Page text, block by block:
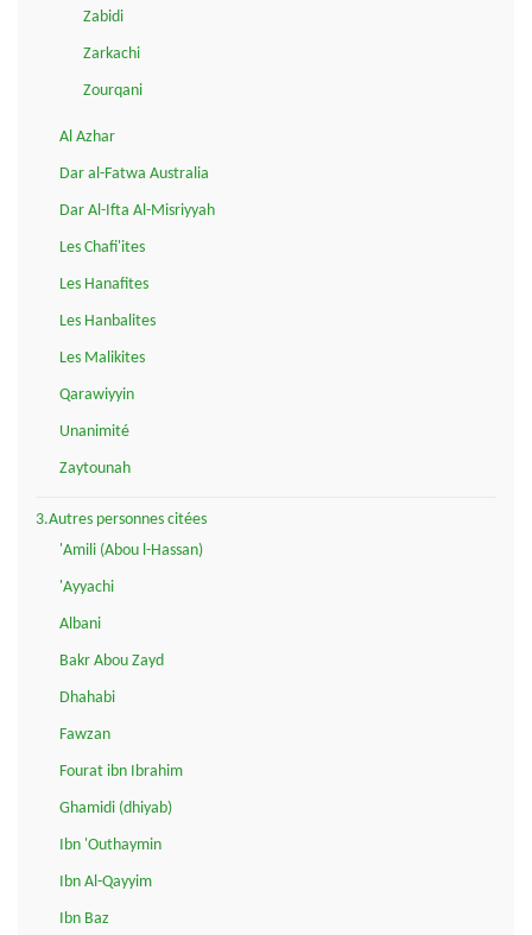
Zabidi
Zarkachi
Zourqani
Al Azhar
Dar al-Fatwa Australia
Dar Al-Ifta Al-Misriyyah
Les Chafi'ites
Les Hanafites
Les Hanbalites
Les Malikites
Qarawiyyin
Unanimité
Zaytounah
3.Autres personnes citées
'Amili (Abou l-Hassan)
'Ayyachi
Albani
Bakr Abou Zayd
Dhahabi
Fawzan
Fourat ibn Ibrahim
Ghamidi (dhiyab)
Ibn 'Outhaymin
Ibn Al-Qayyim
Ibn Baz